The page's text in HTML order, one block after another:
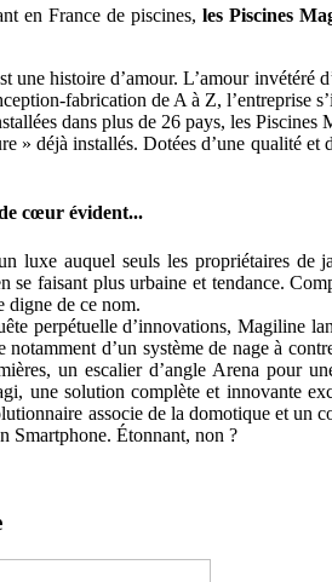
en France de piscines, les Piscines
une histoire d’amour. L’amour
fabrication de A à Z, l’entreprise
dans plus de 26 pays, les
» déjà installés. Dotées d’une qualité
cœur évident...
luxe auquel seuls les propriétaires de
se faisant plus urbaine et tendance.
digne de ce nom.
perpétuelle d’innovations, Magiline
notamment d’un système de nage à
un escalier d’angle Arena pour
une solution complète et innovante
associe de la domotique et un
Smartphone. Étonnant, non ?